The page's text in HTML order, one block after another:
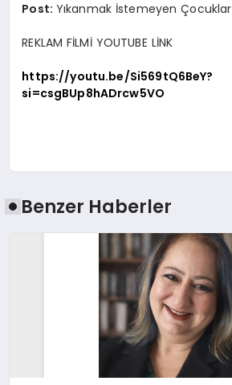
Post: Yıkanmak İstemeyen Çocuklar
REKLAM FİLMİ YOUTUBE LİNK
https://youtu.be/Si569tQ6BeY?
si=csgBUp8hADrcw5VO
Benzer Haberler